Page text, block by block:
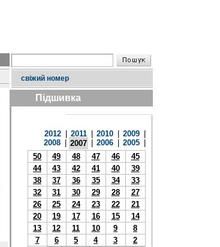
свіжий номер
Підшивка
2012 2011 2010 2009
2008
2007 2006 2005
50
49 48 47 46
45
44
43 42 41 40
39
38
37 36 35 34
33
32
31 30 29 28
27
26
25 24 23 22
21
20
19 17 16 15
14
13
12 11 10 9
8
7
6 5 4 3
2